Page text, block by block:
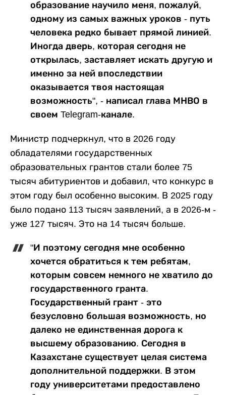
образование научило меня, пожалуй,
одному из самых важных уроков - путь
человека редко бывает прямой линией.
Иногда дверь, которая сегодня не
открылась, заставляет искать другую и
именно за ней впоследствии
оказывается твоя настоящая
возможность", - написал глава МНВО в
своем Telegram-канале.
Министр подчеркнул, что в 2026 году
обладателями государственных
образовательных грантов стали более 75
тысяч абитуриентов и добавил, что конкурс в
этом году был особенно высоким. В 2025 году
было подано 113 тысяч заявлений, а в 2026-м -
уже 127 тысяч. Это на 14 тысяч больше.
"И поэтому сегодня мне особенно
хочется обратиться к тем ребятам,
которым совсем немного не хватило до
государственного гранта.
Государственный грант - это
безусловно большая возможность, но
далеко не единственная дорога к
высшему образованию. Сегодня в
Казахстане существует целая система
дополнительной поддержки. В этом
году университетами предоставлено